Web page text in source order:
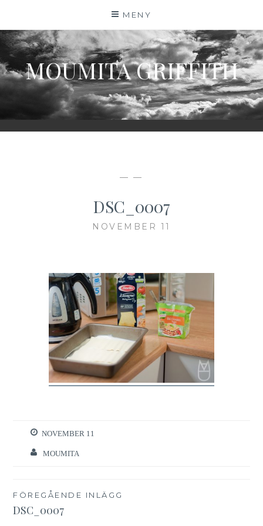
innehåll
MENY
MOUMITA GRIFFITH
— —
DSC_0007
NOVEMBER 11
NOVEMBER 11
MOUMITA
Inläggsnavigering
FÖREGÅENDE INLÄGG
DSC_0007